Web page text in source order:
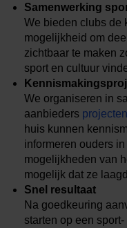
Samenwerking
We bieden clubs de
mogelijkheid om
zichtbaar te maken
sport en cultuur
We organiseren in
aanbieders
huis kunnen
informeren ouders
mogelijkheden van
mogelijk dat ze
Snel resultaat
Na goedkeuring
starten op een